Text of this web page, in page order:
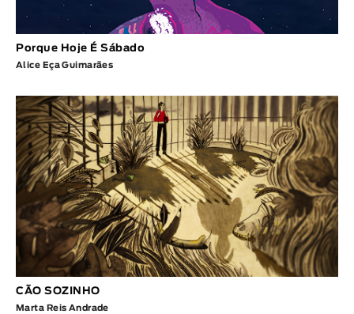
Porque Hoje É Sábado
Alice Eça Guimarães
CÃO SOZINHO
Marta Reis Andrade